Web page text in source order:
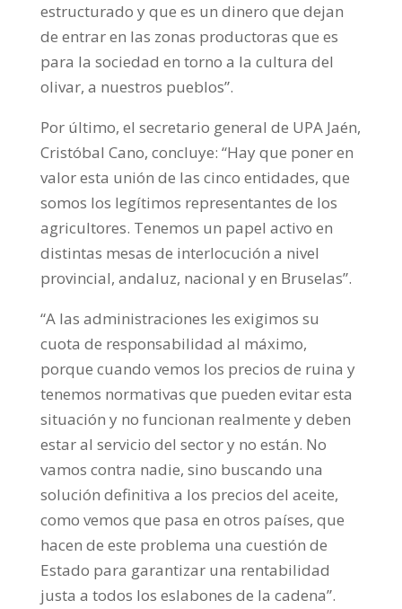
estructurado y que es un dinero que dejan
de entrar en las zonas productoras que es
para la sociedad en torno a la cultura del
olivar, a nuestros pueblos”.
Por último, el secretario general de UPA Jaén,
Cristóbal Cano, concluye: “Hay que poner en
valor esta unión de las cinco entidades, que
somos los legítimos representantes de los
agricultores. Tenemos un papel activo en
distintas mesas de interlocución a nivel
provincial, andaluz, nacional y en Bruselas”.
“A las administraciones les exigimos su
cuota de responsabilidad al máximo,
porque cuando vemos los precios de ruina y
tenemos normativas que pueden evitar esta
situación y no funcionan realmente y deben
estar al servicio del sector y no están. No
vamos contra nadie, sino buscando una
solución definitiva a los precios del aceite,
como vemos que pasa en otros países, que
hacen de este problema una cuestión de
Estado para garantizar una rentabilidad
justa a todos los eslabones de la cadena”.